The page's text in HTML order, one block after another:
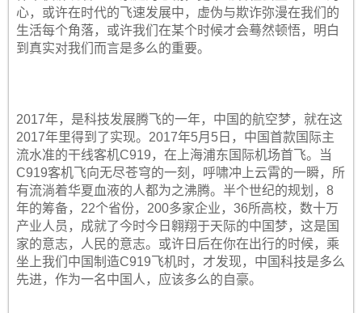
心，或许在时代的飞速发展中，虚伪与欺诈弥漫在我们的
生活每个角落，或许我们在某个时候才会蓦然顿悟，明白
到真实对我们而言是多么的重要。
2017年，是科技发展腾飞的一年，中国的航空梦，就在这
2017年里得到了实现。2017年5月5日，中国首款国际主
流水准的干线客机C919，在上海浦东国际机场首飞。当
C919客机飞向无尽苍穹的一刻，呼啸冲上云霄的一瞬，所
有流淌着华夏血液的人都为之沸腾。半个世纪的规划，8
年的筹备，22个省份，200多家企业，36所高校，数十万
产业人员，成就了今时今日翱翔于天际的中国梦，这是国
家的意志，人民的意志。或许日后在你在出行的时候，乘
坐上我们中国制造C919飞机时，才发现，中国科技是多么
先进，作为一名中国人，应该多么的自豪。